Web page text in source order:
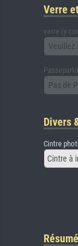
Verre
verre (y
Veuillez
Pas de
Divers
Cintre
Cintre à
Résumé